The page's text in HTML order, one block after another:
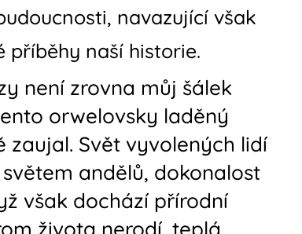
navazující však
příběhy naší historie.
není zrovna můj šálek
orwelovsky laděný
zaujal. Svět vyvolených lidí
andělů, dokonalost
však dochází přírodní